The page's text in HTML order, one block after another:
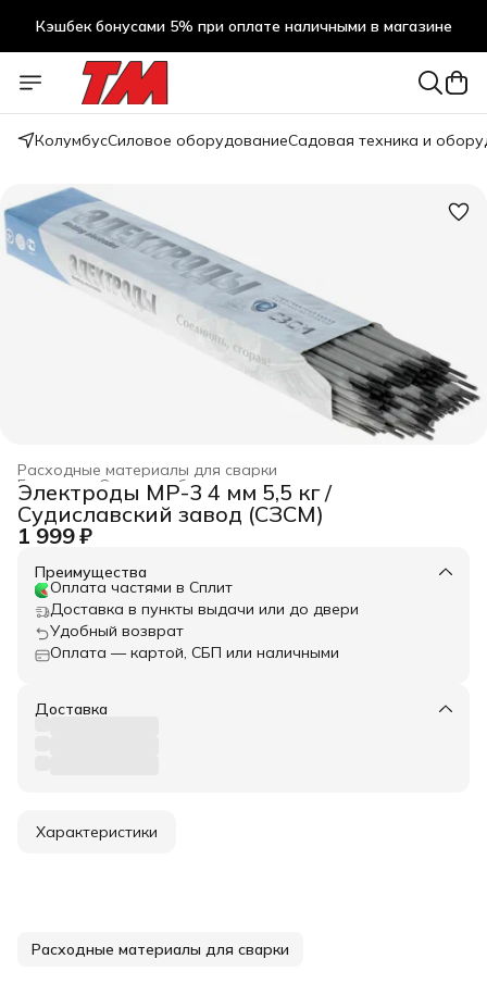
Кэшбек бонусами 5% при оплате наличными в магазине
Кэшбек бонусами 5% при оплате наличными в магазине
КолумбусСиловое оборудованиеСадовая техника и
Расходные материалы для сварки
Силовое оборудование ›
Главная ›
Электроды МР-3 4 мм 5,5 кг /
Судиславский завод (СЗСМ)
1 999 ₽
Преимущества
Оплата частями в Сплит
Доставка в пункты выдачи или до двери
Удобный возврат
Оплата — картой, СБП или наличными
Доставка
Характеристики
Расходные материалы для сварки